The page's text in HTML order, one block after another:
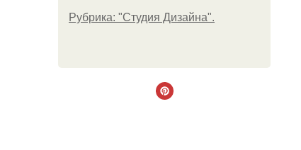
Рубрика: "Студия Дизайна".